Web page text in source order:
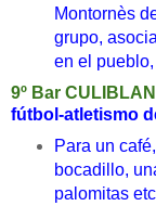
Montornès
grupo,
en el
9º Bar
fútbol-atletismo
Para un
bocadillo,
palomitas